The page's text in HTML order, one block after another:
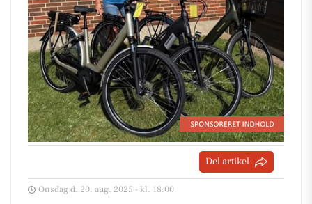
Del artikel
Onsdag d. 20. aug. 2025 - kl. 18:00